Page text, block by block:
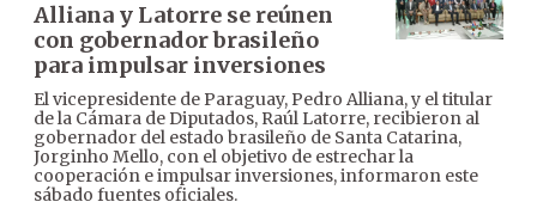
Alliana y Latorre se reúnen
con gobernador brasileño
para impulsar inversiones
El vicepresidente de Paraguay, Pedro Alliana, y el titular
de la Cámara de Diputados, Raúl Latorre, recibieron al
gobernador del estado brasileño de Santa Catarina,
Jorginho Mello, con el objetivo de estrechar la
cooperación e impulsar inversiones, informaron este
sábado fuentes oficiales.